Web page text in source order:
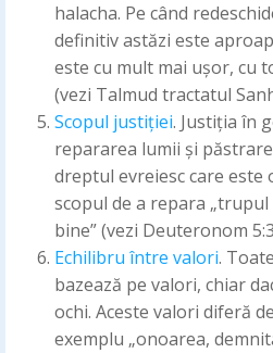
halacha. Pe când
definitiv astăzi este
este cu mult mai ușor, cu
(vezi Talmud tractatul
Scopul justiției. Justiția în
repararea lumii și
dreptul evreiesc care este
scopul de a repara „trupul
bine” (vezi Deuteronom
Echilibru între valori.
bazează pe valori, chiar
ochi. Aceste valori diferă
exemplu „onoarea,